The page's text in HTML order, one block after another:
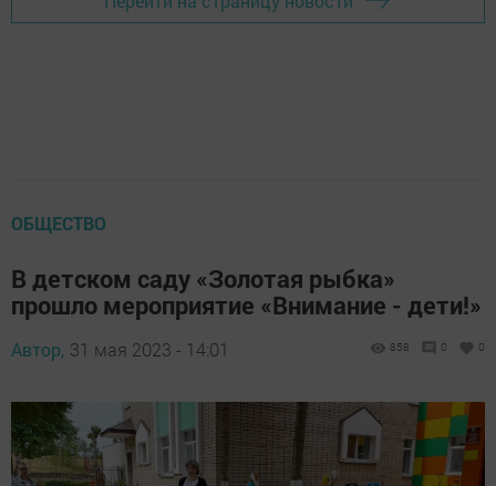
ОБЩЕСТВО
В детском саду «Золотая рыбка»
прошло мероприятие «Внимание - дети!»
Автор, 31 мая 2023 - 14:01 858 0 0